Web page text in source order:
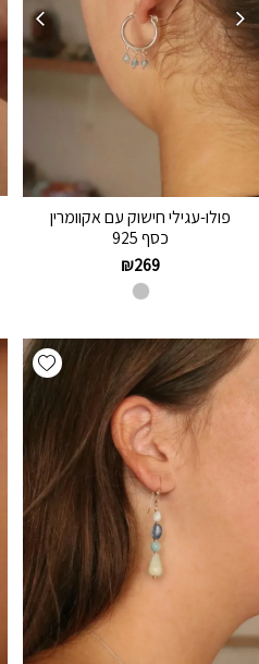
פולו-עגילי חישוק עם אקוומרין
כסף 925
₪269